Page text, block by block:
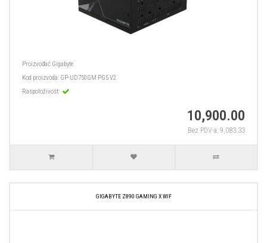
Proizvođač Gigabyte
Kod proizvoda: GP-UD750GM PG5 V2
Raspoloživost:
10,900.00
Bez PDV-a: 9,083.33
GIGABYTE Z890 GAMING X WIF